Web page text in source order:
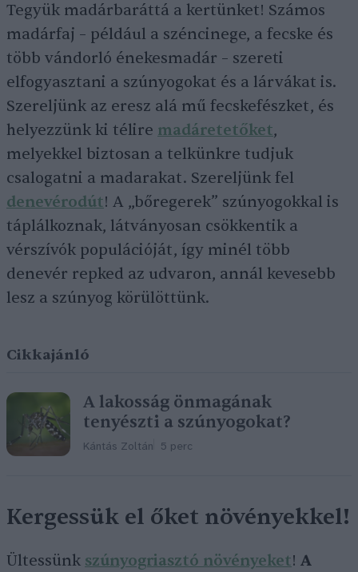
Tegyük madárbaráttá a kertünket! Számos
madárfaj – például a széncinege, a fecske és
több vándorló énekesmadár – szereti
elfogyasztani a szúnyogokat és a lárvákat is.
Szereljünk az eresz alá mű fecskefészket, és
helyezzünk ki télire madáretetőket,
melyekkel biztosan a telkünkre tudjuk
csalogatni a madarakat. Szereljünk fel
denevérodút! A „bőregerek” szúnyogokkal is
táplálkoznak, látványosan csökkentik a
vérszívók populációját, így minél több
denevér repked az udvaron, annál kevesebb
lesz a szúnyog körülöttünk.
Cikkajánló
A lakosság önmagának
tenyészti a szúnyogokat?
Kántás Zoltán 5 perc
Kergessük el őket növényekkel!
Ültessünk szúnyogriasztó növényeket! A